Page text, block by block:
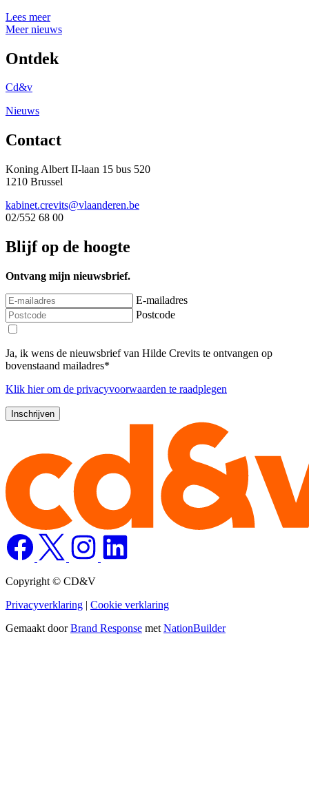
Lees meer
Meer nieuws
Ontdek
Cd&v
Nieuws
Contact
Koning Albert II-laan 15 bus 520
1210 Brussel
kabinet.crevits@vlaanderen.be
02/552 68 00
Blijf op de hoogte
Ontvang mijn nieuwsbrief.
E-mailadres
Postcode
Ja, ik wens de nieuwsbrief van Hilde Crevits te ontvangen op
bovenstaand mailadres*
Klik hierom de privacyvoorwaarden te raadplegen
Copyright © CD&V
Privacyverklaring | Cookie verklaring
Gemaakt doorBrand Response met NationBuilder